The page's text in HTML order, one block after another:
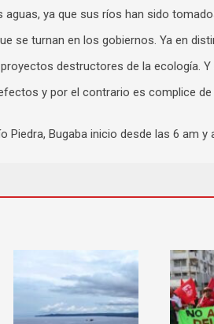
aguas, ya que sus ríos han sido
se turnan en los gobiernos. Ya en
destructores de la ecología.
y por el contrario es complice
Piedra, Bugaba inicio desde las 6 am